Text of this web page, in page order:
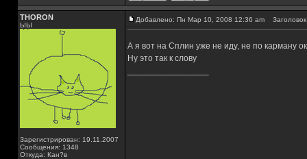
THORON
ЫЫ
Зарегистрирован: 19.11.2007
Сообщения: 1348
Откуда: Кан?в
Добавлено: Пн Мар 10, 2008 12:36 am
А я вот на Сплин уже не иду, не по карману
Ну это так к слову